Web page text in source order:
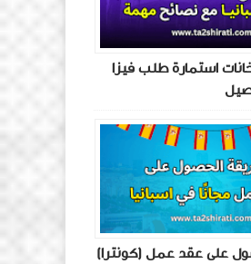
تقريبا
استمارة طلب فيزا
على عقد عمل (كونترا)